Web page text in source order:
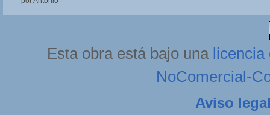
Esta obra está bajo una licencia
NoComercial-
Aviso